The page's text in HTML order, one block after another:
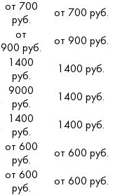
от 700
руб.
от 700 руб.
от
900 руб.
от 900 руб.
1400
руб.
1400 руб.
9000
руб.
1400 руб.
1400
руб.
1400 руб.
от 600
руб.
от 600 руб.
от 600
руб.
от 600 руб.